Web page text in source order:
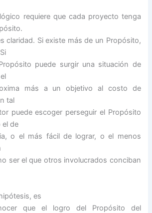
requiere que cada proyecto tenga
claridad. Si existe más de un Propósito,
puede surgir una situación de
más a un objetivo al costo de
tal
puede escoger perseguir el Propósito
el de
o el más fácil de lograr, o el menos
ser el que otros involucrados conciban
es
que el logro del Propósito del